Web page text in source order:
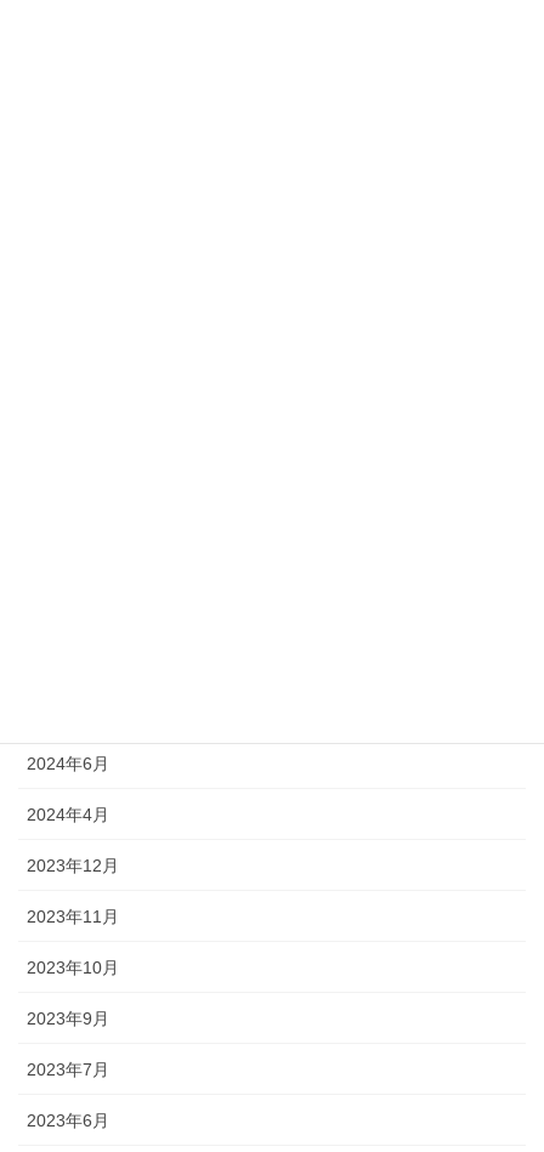
2024年6月
2024年4月
2023年12月
2023年11月
2023年10月
2023年9月
2023年7月
2023年6月